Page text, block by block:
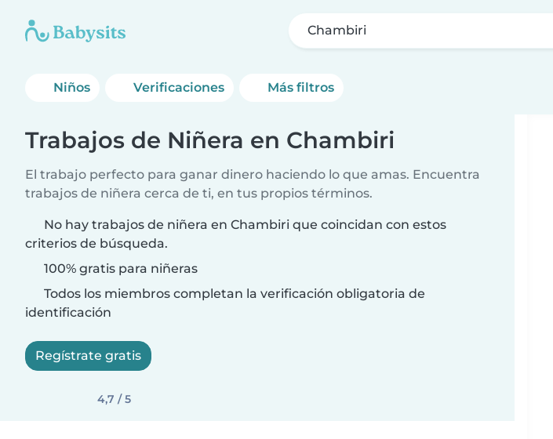
Chambiri
Niños Verificaciones Más filtros
Trabajos de Niñera en Chambiri
El trabajo perfecto para ganar dinero haciendo lo que amas. Encuentra
trabajos de niñera cerca de ti, en tus propios términos.
No hay trabajos de niñera en Chambiri que coincidan con estos
criterios de búsqueda.
100% gratis para niñeras
Todos los miembros completan la verificación obligatoria de
identificación
Regístrate gratis
4,7 / 5